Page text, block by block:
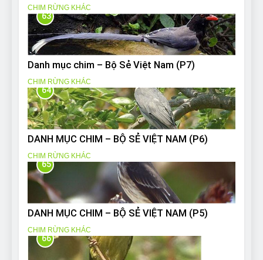
CHIM RỪNG KHÁC
63
Danh mục chim – Bộ Sẻ Việt Nam (P7)
CHIM RỪNG KHÁC
64
DANH MỤC CHIM – BỘ SẺ VIỆT NAM (P6)
CHIM RỪNG KHÁC
65
DANH MỤC CHIM – BỘ SẺ VIỆT NAM (P5)
CHIM RỪNG KHÁC
66